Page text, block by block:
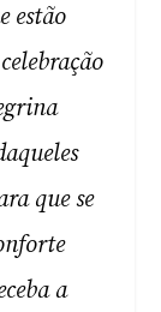
estão
que se
a